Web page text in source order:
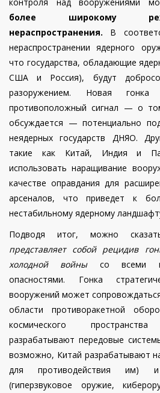
более широкому
нераспространения. В
нераспространении ядерного
что государства, обладающие
США и Россия), будут
разоружением. Новая гонка
противоположный сигнал — о
обсуждается — потенциально
неядерных государств ДНЯО.
такие как Китай, Индия и
использовать наращивание
качестве оправдания для
арсеналов, что приведет к
нестабильному ядерному
Подводя итог, можно
представляет собой рецидив
холодной войны со всеми
опасностями. Гонка
вооружений может
области противоракетной
космического
разрабатывают передовые
возможно, Китай разрабатывают
для противодействия им)
(гиперзвуковое оружие,